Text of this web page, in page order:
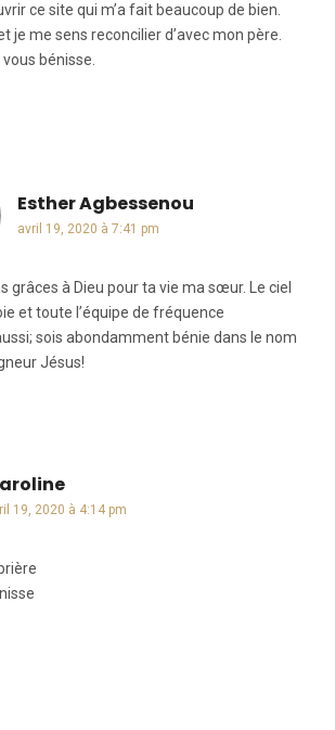
ce site qui m’a fait beaucoup de bien.
je me sens reconcilier d’avec mon père.
bénisse.
Esther Agbessenou
avril 19, 2020 à 7:41 pm
grâces à Dieu pour ta vie ma sœur. Le ciel
et toute l’équipe de fréquence
sois abondamment bénie dans le nom
Jésus!
dit :
19, 2020 à 4:14 pm